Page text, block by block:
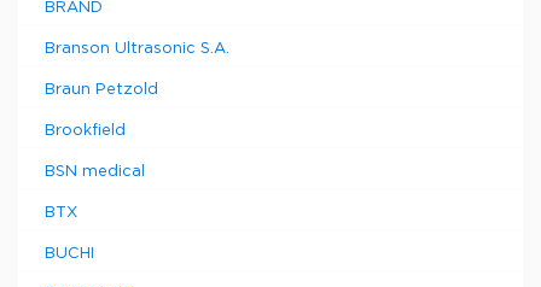
BRAND
Branson Ultrasonic S.A.
Braun Petzold
Brookfield
BSN medical
BTX
BUCHI